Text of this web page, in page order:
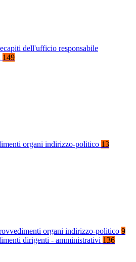
dell'ufficio responsabile
149
organi indirizzo-politico 13
organi indirizzo-politico 9
dirigenti - amministrativi 136